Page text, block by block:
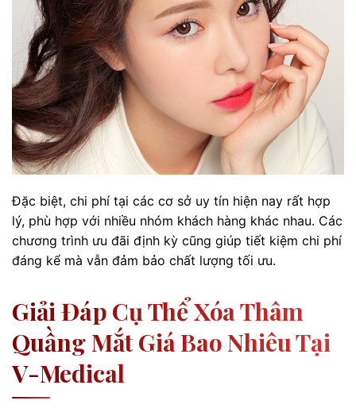
Đặc biệt, chi phí tại các cơ sở uy tín hiện nay rất hợp
lý, phù hợp với nhiều nhóm khách hàng khác nhau. Các
chương trình ưu đãi định kỳ cũng giúp tiết kiệm chi phí
đáng kể mà vẫn đảm bảo chất lượng tối ưu.
Giải Đáp Cụ Thể Xóa Thâm
Quầng Mắt Giá Bao Nhiêu Tại
V-Medical